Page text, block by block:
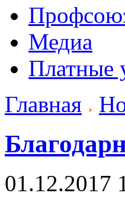
Медиа
Платные
Главная
01.12.2017